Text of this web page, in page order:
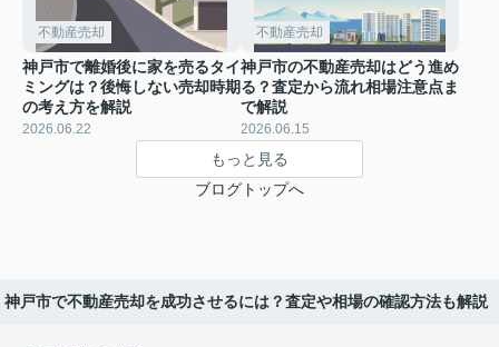
不動産売却
神戸市で離婚後に家を売るタイ
ミングは？後悔しない売却時期
の考え方を解説
2026.06.22
不動産売却
神戸市の不動産売却はどう進め
る？査定から流れ相場注意点ま
で解説
2026.06.15
もっと見る
ブログトップへ
神戸市で不動産売却を成功させるには？査定や相場の確認方法も解説